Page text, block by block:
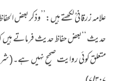
علامہ زرقانیؒ لکھتے ہیں:’’وذکر بعض
حدیث ‘‘بعض حفاظ حدیث فرماتے ہیں
متعلق کوئی روایت صحیح نہیں ہے۔( شرح